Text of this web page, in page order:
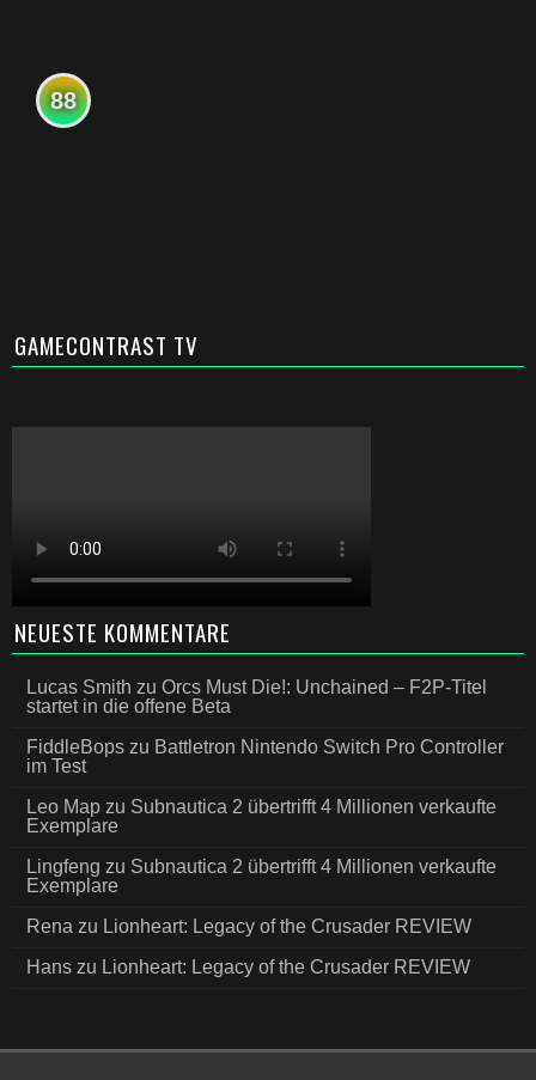
88
GAMECONTRAST TV
NEUESTE KOMMENTARE
Lucas Smith zu Orcs Must Die!: Unchained – F2P-Titel
startet in die offene Beta
FiddleBops zu Battletron Nintendo Switch Pro Controller
im Test
Leo Map zu Subnautica 2 übertrifft 4 Millionen verkaufte
Exemplare
Lingfeng zu Subnautica 2 übertrifft 4 Millionen verkaufte
Exemplare
Rena zu Lionheart: Legacy of the Crusader REVIEW
Hans zu Lionheart: Legacy of the Crusader REVIEW